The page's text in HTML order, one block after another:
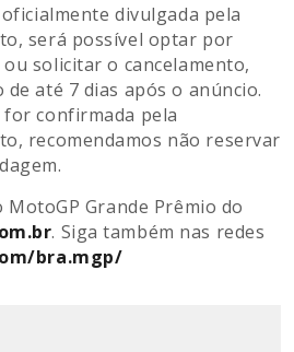
divulgada pela
será possível optar por
solicitar o cancelamento,
até 7 dias após o anúncio.
confirmada pela
recomendamos não reservar
Grande Prêmio do
. Siga também nas redes
bra.mgp/